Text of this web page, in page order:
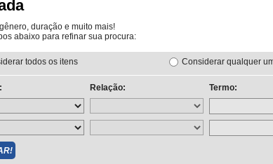
duração e muito mais!
abaixo para refinar sua procura:
todos os itens Considerar qualquer
Relação: Termo: